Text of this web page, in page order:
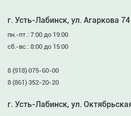
г. Усть-Лабинск, ул. Агаркова 74
пн.-пт.: 7:00 до 19:00
сб.-вс.: 8:00 до 15:00
8 (918) 075-60-00
8 (861) 352-20-20
г. Усть-Лабинск, ул.